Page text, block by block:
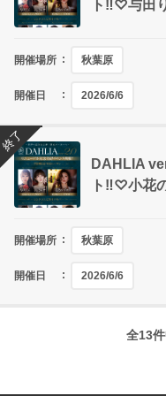
ト‼♡与田
開催場所 秋葉原
開催日 2026/6/6
DAHLIA
ト‼♡小花
開催場所 秋葉原
開催日 2026/6/6
終了
全13